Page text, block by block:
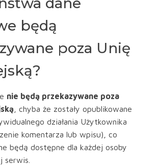
będą
poza Unię
nie będą przekazywane poza
, chyba że zostały opublikowane
działania Użytkownika
komentarza lub wpisu), co
będą dostępne dla każdej osoby
serwis.